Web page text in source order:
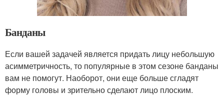
Банданы
Если вашей задачей является придать лицу небольшую
асимметричность, то популярные в этом сезоне банданы
вам не помогут. Наоборот, они еще больше сгладят
форму головы и зрительно сделают лицо плоским.